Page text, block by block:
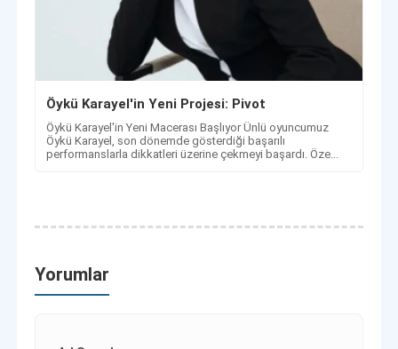
Öykü Karayel'in Yeni Projesi: Pivot
Öykü Karayel'in Yeni Macerası Başlıyor Ünlü oyuncumuz
Öykü Karayel, son dönemde gösterdiği başarılı
performanslarla dikkatleri üzerine çekmeyi başardı. Öze...
Yorumlar